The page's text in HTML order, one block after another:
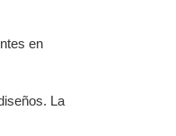
en
La